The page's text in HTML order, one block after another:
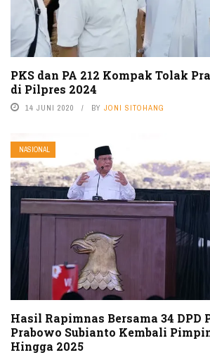
PKS dan PA 212 Kompak Tolak
di Pilpres 2024
14 JUNI 2020 BY JONI SITOHANG
NASIONAL
Hasil Rapimnas Bersama 34 DPD
Prabowo Subianto Kembali
Hingga 2025